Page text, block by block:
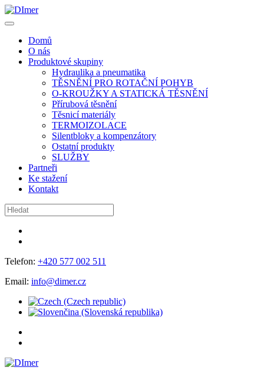
Domů
O nás
Produktové skupiny
Hydraulika a pneumatika
TĚSNĚNÍ PRO ROTAČNÍ POHYB
O-KROUŽKY A STATICKÁ TĚSNĚNÍ
Přírubová těsnění
Těsnicí materiály
TERMOIZOLACE
Silentbloky a kompenzátory
Ostatní produkty
SLUŽBY
Partneři
Ke stažení
Kontakt
Telefon: +420 577 002 511
Email: info@dimer.cz